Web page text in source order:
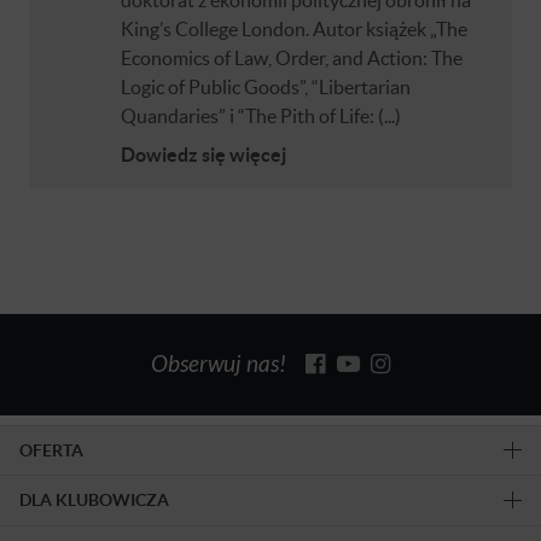
King’s College London. Autor książek „The
Economics of Law, Order, and Action: The
Logic of Public Goods”, “Libertarian
Quandaries” i “The Pith of Life: (...)
Dowiedz się więcej
Obserwuj nas!
OFERTA
DLA KLUBOWICZA